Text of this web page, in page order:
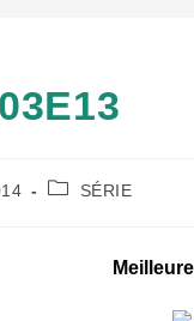
PostSÉRIE